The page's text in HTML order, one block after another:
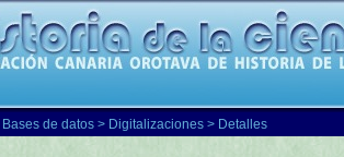
Bases de datos > Digitalizaciones > Detalles